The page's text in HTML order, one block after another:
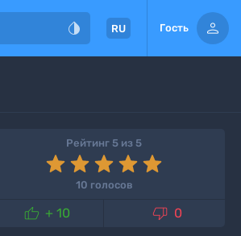
 RU Гость 
Рейтинг 5 из 5
10 голосов
 + 10  0